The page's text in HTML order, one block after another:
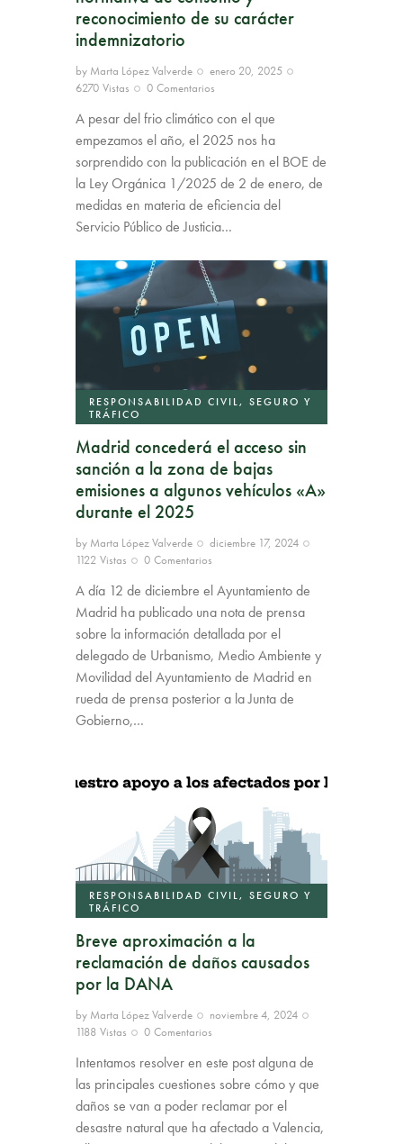
reconocimiento de su carácter
indemnizatorio
by Marta López Valverde
enero 20, 2025
6270 Vistas 0 Comentarios
A pesar del frio climático con el que
empezamos el año, el 2025 nos ha
sorprendido con la publicación en el BOE de
la Ley Orgánica 1/2025 de 2 de enero, de
medidas en materia de eficiencia del
Servicio Público de Justicia…
RESPONSABILIDAD CIVIL, SEGURO Y
TRÁFICO
Madrid concederá el acceso sin
sanción a la zona de bajas
emisiones a algunos vehículos «A»
durante el 2025
by Marta López Valverde
diciembre 17, 2024
1122 Vistas 0 Comentarios
A día 12 de diciembre el Ayuntamiento de
Madrid ha publicado una nota de prensa
sobre la información detallada por el
delegado de Urbanismo, Medio Ambiente y
Movilidad del Ayuntamiento de Madrid en
rueda de prensa posterior a la Junta de
Gobierno,…
RESPONSABILIDAD CIVIL, SEGURO Y
TRÁFICO
Breve aproximación a la
reclamación de daños causados
por la DANA
by Marta López Valverde
noviembre 4, 2024
1188 Vistas 0 Comentarios
Intentamos resolver en este post alguna de
las principales cuestiones sobre cómo y que
daños se van a poder reclamar por el
desastre natural que ha afectado a Valencia,